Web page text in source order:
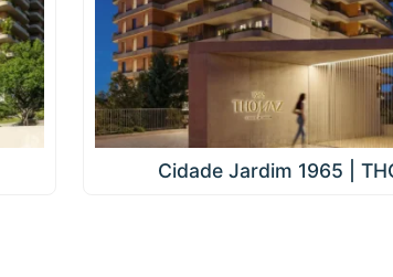
Cidade Jardim 1965 |